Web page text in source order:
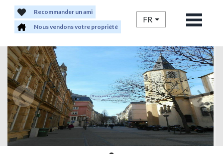
Recommander un ami
Nous vendons votre propriété
FR